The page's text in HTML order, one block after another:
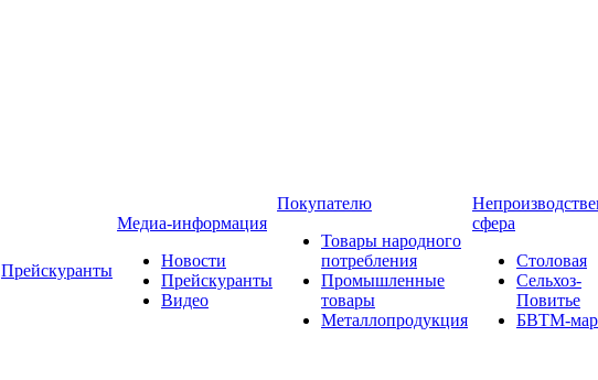
Прейскуранты
Медиа-информация
Новости
Прейскуранты
Видео
Покупателю
Товары народного
потребления
Промышленные
товары
Металлопродукция
сфера
Столовая
Сельхоз-
Повитье
БВТМ-